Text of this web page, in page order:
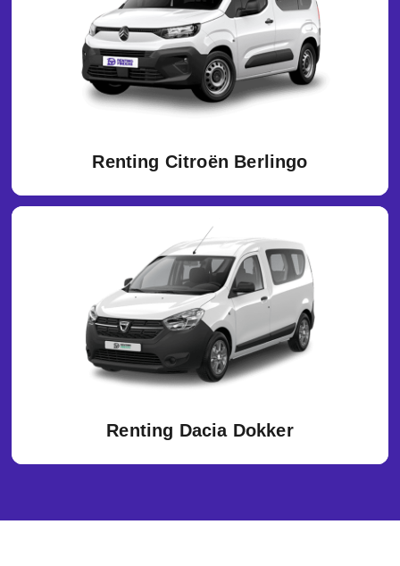
Renting Citroën Berlingo
Renting Dacia Dokker